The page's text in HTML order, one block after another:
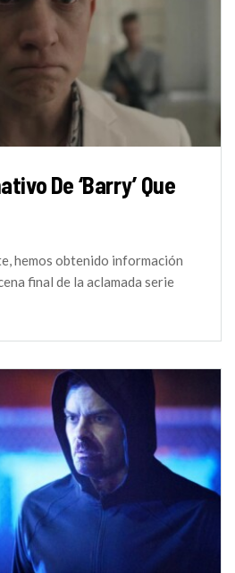
De ‘Barry’ Que
hemos obtenido información
final de la aclamada serie